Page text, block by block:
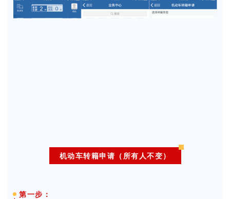
机动车转籍申请（所有人不变）
第一步：